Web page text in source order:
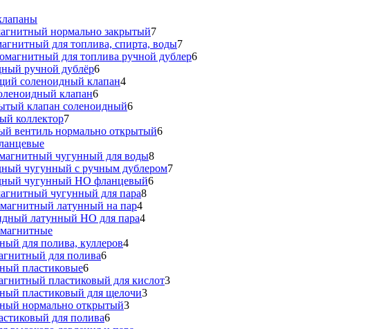
нормально закрытый7
для топлива, спирта, воды7
для топлива ручной дублер6
ручной дублёр6
соленоидный клапан4
клапан6
клапан соленоидный6
коллектор7
вентиль нормально открытый6
чугунный для воды8
чугунный с ручным дублером7
чугунный НО фланцевый6
чугунный для пара8
латунный на пар4
латунный НО для пара4
для полива, куллеров4
для полива6
пластиковые6
пластиковый для кислот3
пластиковый для щелочи3
нормально открытый3
для полива6